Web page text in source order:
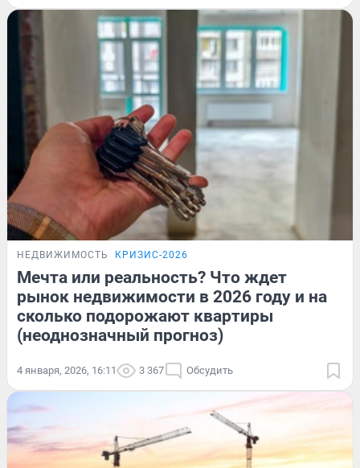
НЕДВИЖИМОСТЬ КРИЗИС-2026
Мечта или реальность? Что ждет
рынок недвижимости в 2026 году и на
сколько подорожают квартиры
(неоднозначный прогноз)
4 января, 2026, 16:11 3 367 Обсудить